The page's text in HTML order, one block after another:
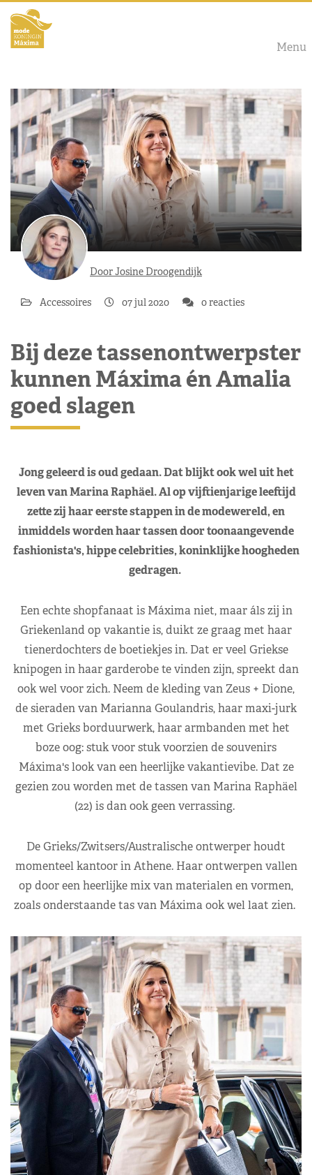
Menu
Door Josine Droogendijk
Accessoires 07 jul 2020 0 reacties
Bij deze tassenontwerpster
kunnen Máxima én Amalia
goed slagen
Jong geleerd is oud gedaan. Dat blijkt ook wel uit het
leven van Marina Raphäel. Al op vijftienjarige leeftijd
zette zij haar eerste stappen in de modewereld, en
inmiddels worden haar tassen door toonaangevende
fashionista's, hippe celebrities, koninklijke hoogheden
gedragen.
Een echte shopfanaat is Máxima niet, maar áls zij in
Griekenland op vakantie is, duikt ze graag met haar
tienerdochters de boetiekjes in. Dat er veel Griekse
knipogen in haar garderobe te vinden zijn, spreekt dan
ook wel voor zich. Neem de kleding van Zeus + Dione,
de sieraden van Marianna Goulandris, haar maxi-jurk
met Grieks borduurwerk, haar armbanden met het
boze oog: stuk voor stuk voorzien de souvenirs
Máxima's look van een heerlijke vakantievibe. Dat ze
gezien zou worden met de tassen van Marina Raphäel
(22) is dan ook geen verrassing.
De Grieks/Zwitsers/Australische ontwerper houdt
momenteel kantoor in Athene. Haar ontwerpen vallen
op door een heerlijke mix van materialen en vormen,
zoals onderstaande tas van Máxima ook wel laat zien.